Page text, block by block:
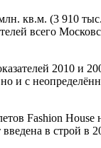
кв.м. (3 910
всего
2010 и
и с
Fashion
в строй в